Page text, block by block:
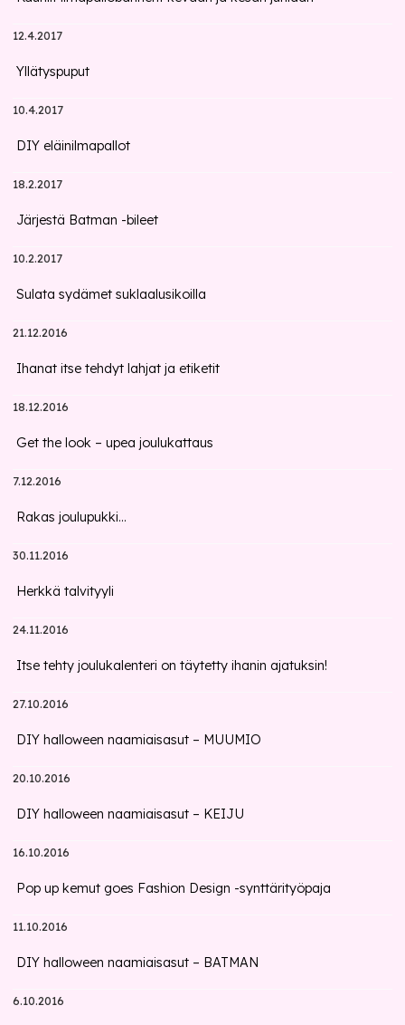
12.4.2017
Yllätyspuput
10.4.2017
DIY eläinilmapallot
18.2.2017
Järjestä Batman -bileet
10.2.2017
Sulata sydämet suklaalusikoilla
21.12.2016
Ihanat itse tehdyt lahjat ja etiketit
18.12.2016
Get the look – upea joulukattaus
7.12.2016
Rakas joulupukki...
30.11.2016
Herkkä talvityyli
24.11.2016
Itse tehty joulukalenteri on täytetty ihanin ajatuksin!
27.10.2016
DIY halloween naamiaisasut – MUUMIO
20.10.2016
DIY halloween naamiaisasut – KEIJU
16.10.2016
Pop up kemut goes Fashion Design -synttärityöpaja
11.10.2016
DIY halloween naamiaisasut – BATMAN
6.10.2016